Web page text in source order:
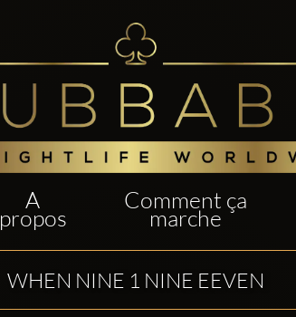
A
propos
Comment ça
marche
WHEN NINE 1 NINE EEVEN